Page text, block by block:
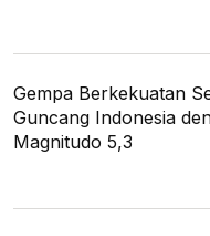
Gempa Berkekuatan
Guncang Indonesia
Magnitudo 5,3